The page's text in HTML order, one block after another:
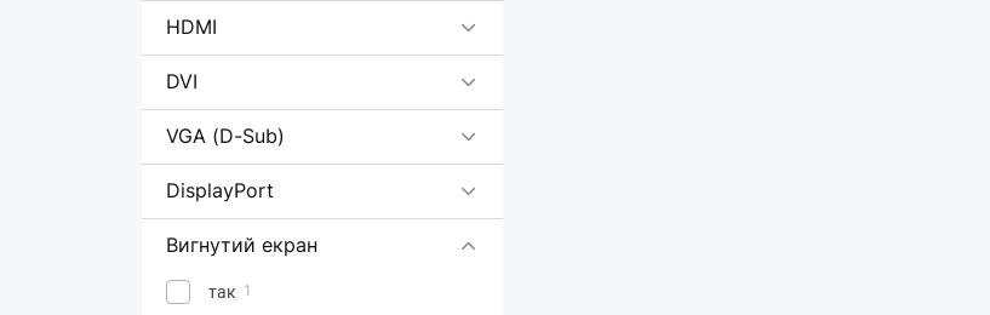
HDMI
DVI
VGA (D-Sub)
DisplayPort
Вигнутий екран
так 1